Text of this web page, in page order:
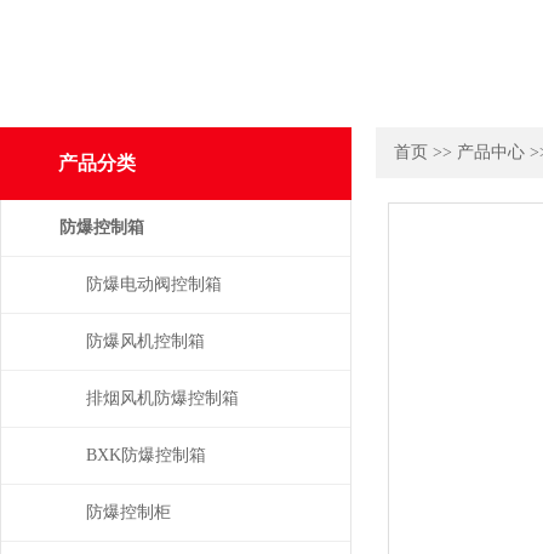
首页 >> 产品中心
产品分类
防爆控制箱
防爆电动阀控制箱
防爆风机控制箱
排烟风机防爆控制箱
BXK防爆控制箱
防爆控制柜